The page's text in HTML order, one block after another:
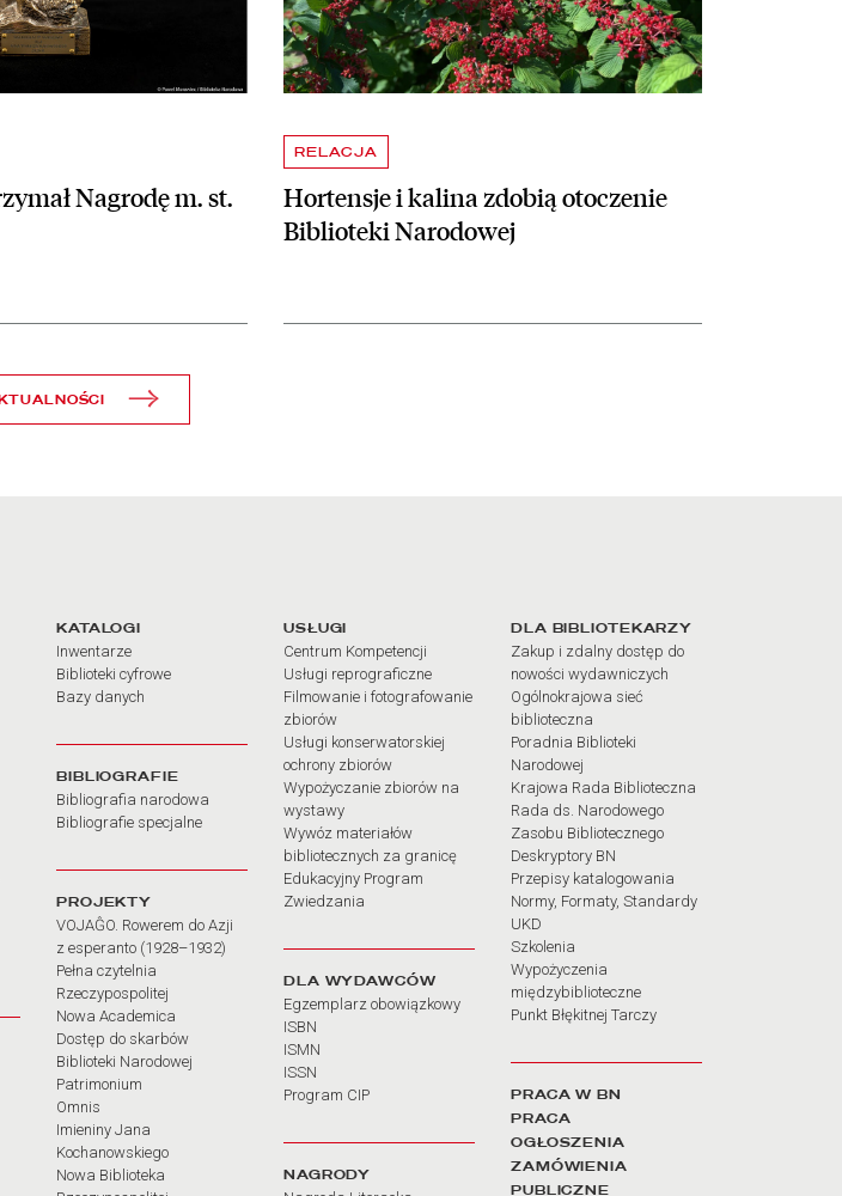
Nagrodę m. st.
RELACJA
Hortensje i kalina zdobią otoczenie
Biblioteki Narodowej
działów
KATALOGI
Inwentarze
Biblioteki cyfrowe
Bazy danych
BIBLIOGRAFIE
Bibliografia narodowa
Bibliografie specjalne
PROJEKTY
VOJAĜO. Rowerem do Azji
z esperanto (1928–1932)
Pełna czytelnia
Rzeczypospolitej
Nowa Academica
Dostęp do skarbów
Biblioteki Narodowej
Patrimonium
Omnis
Imieniny Jana
Kochanowskiego
Nowa Biblioteka
USŁUGI
Centrum Kompetencji
Usługi reprograficzne
Filmowanie i fotografowanie
zbiorów
Usługi konserwatorskiej
ochrony zbiorów
Wypożyczanie zbiorów na
wystawy
Wywóz materiałów
bibliotecznych za granicę
Edukacyjny Program
Zwiedzania
DLA WYDAWCÓW
Egzemplarz obowiązkowy
ISBN
ISMN
ISSN
Program CIP
NAGRODY
DLA BIBLIOTEKARZY
Zakup i zdalny dostęp do
nowości wydawniczych
Ogólnokrajowa sieć
biblioteczna
Poradnia Biblioteki
Narodowej
Krajowa Rada Biblioteczna
Rada ds. Narodowego
Zasobu Bibliotecznego
Deskryptory BN
Przepisy katalogowania
Normy, Formaty, Standardy
UKD
Szkolenia
Wypożyczenia
międzybiblioteczne
Punkt Błękitnej Tarczy
PRACA W BN
PRACA
OGŁOSZENIA
ZAMÓWIENIA
PUBLICZNE